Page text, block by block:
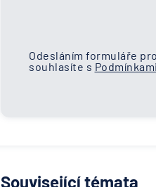
Odesláním formuláře
souhlasíte s
Související témata